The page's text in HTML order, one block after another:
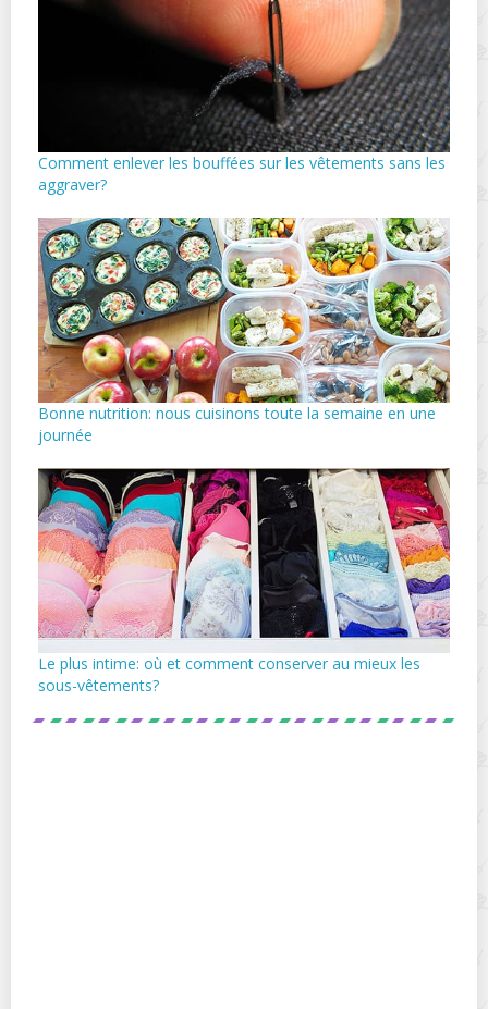
Comment enlever les bouffées sur les vêtements sans les
aggraver?
Bonne nutrition: nous cuisinons toute la semaine en une
journée
Le plus intime: où et comment conserver au mieux les
sous-vêtements?